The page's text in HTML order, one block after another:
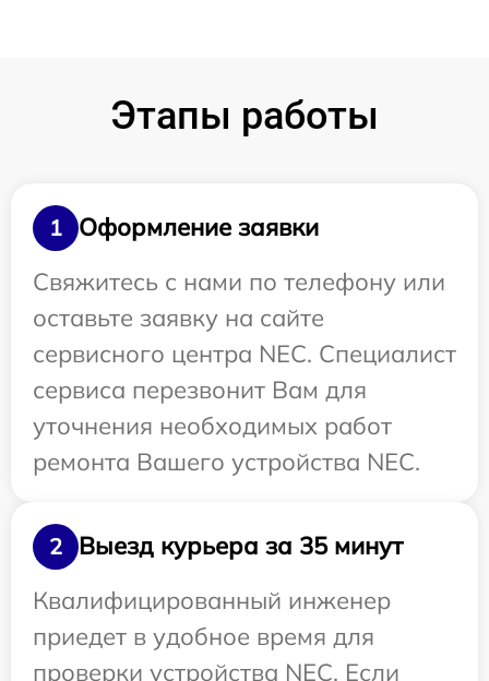
Этапы работы
1
Оформление заявки
Свяжитесь с нами по телефону или
оставьте заявку на сайте
сервисного центра NEC. Специалист
сервиса перезвонит Вам для
уточнения необходимых работ
ремонта Вашего устройства NEC.
2
Выезд курьера за 35 минут
Квалифицированный инженер
приедет в удобное время для
проверки устройства NEC. Если